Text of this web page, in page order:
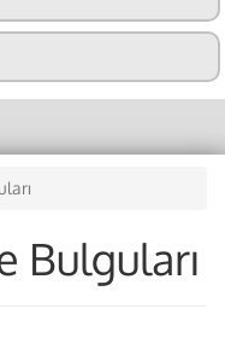
Bulguları